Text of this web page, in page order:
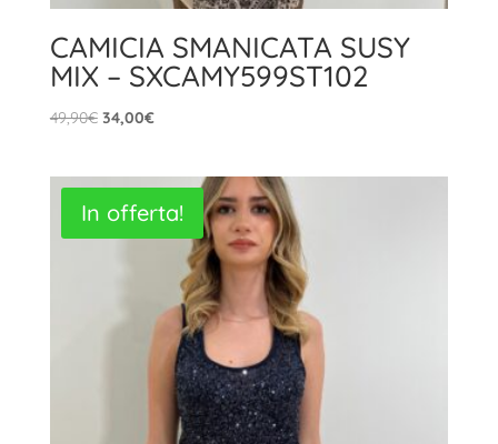
CAMICIA SMANICATA SUSY
MIX – SXCAMY599ST102
49,90€ Il
era:
49,90€.
34,00€Il
è:
34,00€.
In offerta!